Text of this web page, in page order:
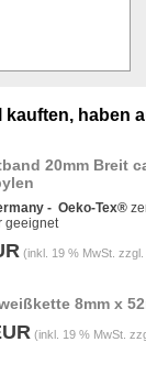
haben
20mm Breit
- Oeko-Tex®
geeignet
(inkl. 19 % MwSt. zzgl.
8mm x
(inkl. 19 % MwSt.